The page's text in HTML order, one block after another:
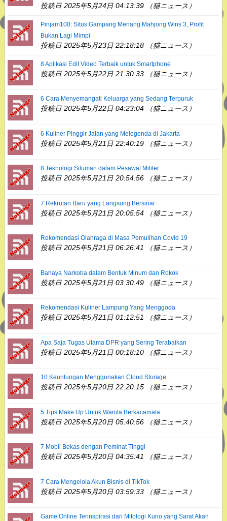
投稿日 2025年5月24日 04:13:39 （猫ニュース）
Pinjam100: Situs Gampang Menang Mahjong Wins 3, Profit
Bukan Lagi Mimpi
投稿日 2025年5月23日 22:18:18 （猫ニュース）
8 Aplikasi Edit Video Terbaik untuk Smartphone
投稿日 2025年5月22日 21:30:33 （猫ニュース）
6 Cara Menyemangati Keluarga yang Sedang Terpuruk
投稿日 2025年5月22日 04:23:04 （猫ニュース）
6 Kuliner Pinggir Jalan yang Melegenda di Jakarta
投稿日 2025年5月21日 22:40:19 （猫ニュース）
8 Teknologi Siluman dalam Pesawat Militer
投稿日 2025年5月21日 20:54:56 （猫ニュース）
7 Rekrutan Baru yang Langsung Bersinar
投稿日 2025年5月21日 20:05:54 （猫ニュース）
Rekomendasi Olahraga di Masa Pemulihan Covid 19
投稿日 2025年5月21日 06:26:41 （猫ニュース）
Bahaya Narkoba dalam Bentuk Minum dan Rokok
投稿日 2025年5月21日 03:30:49 （猫ニュース）
Rekomendasi Kuliner Lampung Yang Menggoda
投稿日 2025年5月21日 01:12:51 （猫ニュース）
Apa Saja Tugas Utama DPR yang Sering Terabaikan
投稿日 2025年5月21日 00:18:10 （猫ニュース）
10 Keuntungan Menggunakan Cloud Storage
投稿日 2025年5月20日 22:20:15 （猫ニュース）
5 Tips Make Up Untuk Wanita Berkacamata
投稿日 2025年5月20日 05:40:56 （猫ニュース）
7 Mobil Bekas dengan Peminat Tinggi
投稿日 2025年5月20日 04:35:41 （猫ニュース）
7 Cara Mengelola Akun Bisnis di TikTok
投稿日 2025年5月20日 03:59:33 （猫ニュース）
Game Online Terinspirasi dari Mitologi Kuno yang Sarat Akan